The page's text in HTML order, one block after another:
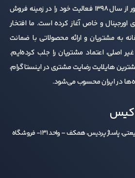
فروشگاه مستر کیس استور از سال 1398 فعالیت خود را در زمینه فروش
و خاص آغاز کرده است. ما افتخار
به مشتریان و ارائه محصولاتی با ضمانت
اصلی، اعتماد مشتریان را جلب کرده‌ایم.
هایلایت رضایت مشتری در اینستاگرام،
در ایران محسوب می‌شود.
کیس
کردستان، شهرستان قروه، شریعتی، پاساژ پردیس، همکف – واحد 131- فروشگاه